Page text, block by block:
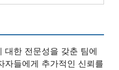
대한 전문성을 갖춘 팀에
자들에게 추가적인 신뢰를